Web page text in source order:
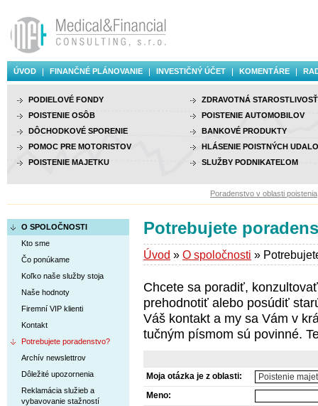
ÚVOD FINANČNÉ PLÁNOVANIE INVESTIČNÝ ÚČET KOMENTÁRE
PODIELOVÉ FONDY
POISTENIE OSÔB
DÔCHODKOVÉ SPORENIE
POMOC PRE MOTORISTOV
POISTENIE MAJETKU
ZDRAVOTNÁ STAROSTLIVOSŤ
POISTENIE AUTOMOBILOV
BANKOVÉ PRODUKTY
HLÁSENIE POISTNÝCH
SLUŽBY PODNIKATEĽOM
Poradenstvo v oblasti
O SPOLOČNOSTI
Kto sme
Čo ponúkame
Koľko naše služby stoja
Naše hodnoty
Firemní VIP klienti
Kontakt
Potrebujete poradenstvo?
Archív newslettrov
Dôležité upozornenia
Reklamácia služieb a
vybavovanie stažností
Potrebujete
Úvod » O spoločnosti »
Chcete sa poradiť,
prehodnotiť alebo posúdiť
Váš kontakt a my sa Vám v
tučným písmom sú povinné.
Moja otázka je z oblasti:
Meno: